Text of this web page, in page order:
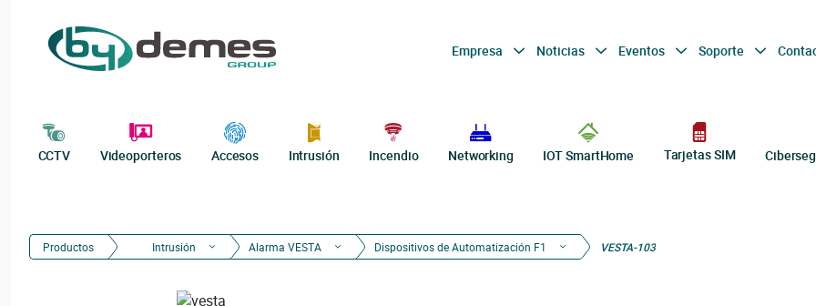
Empresa Noticias Eventos Soporte
CCTV Videoporteros Accesos Intrusión Incendio Networking IOT SmartHome Tarjetas SIM
Productos Intrusión Alarma VESTA Dispositivos de Automatización F1 VESTA-103